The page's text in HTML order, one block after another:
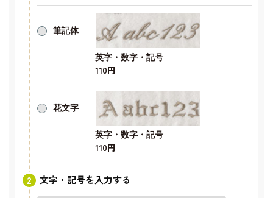
筆記体
英字・数字・記号
110円
花文字
英字・数字・記号
110円
文字・記号を入力する